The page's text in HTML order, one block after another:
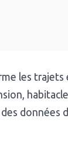
les
données